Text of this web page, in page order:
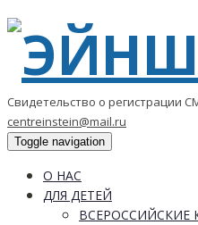
Свидетельство о регистрации
centreinstein@mail.ru
Toggle navigation
О НАС
ДЛЯ ДЕТЕЙ
ВСЕРОССИЙСКИЕ